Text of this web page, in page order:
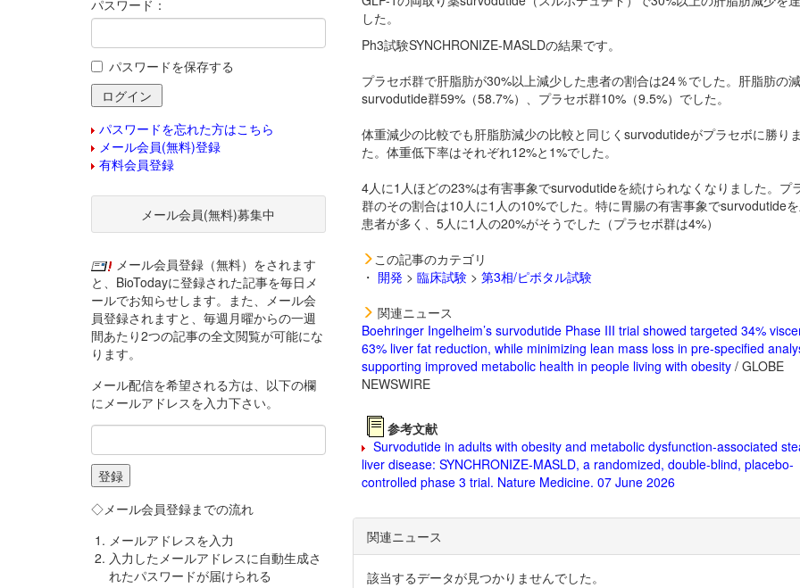
した。
Ph3試験SYNCHRONIZE-MASLDの結果です。
プラセボ群で肝脂肪が30%以上減少した患者の割合は24％でした。肝脂肪の
survodutide群59%（58.7%）、プラセボ群10%（9.5%）でした。
体重減少の比較でも肝脂肪減少の比較と同じく survodutideがプラセボに勝り
た。体重低下率はそれぞれ12%と1%でした。
4人に1人ほどの23%は有害事象でsurvodutideを続けられなくなりました。プ
群のその割合は10人に1人の10%でした。特に胃腸の有害事象でsurvodutide
患者が多く、5人に1人の20%がそうでした（プラセボ群は4%）
この記事のカテゴリ
・ 開発 > 臨床試験> 第3相/ピボタル試験
関連ニュース
Boehringer Ingelheim’s survodutide Phase III trial showed targeted 34%
63% liver fat reduction, while minimizing lean mass loss in pre-specified
supporting improved metabolic health in people living with obesity/ GLOBE
NEWSWIRE
参考文献
Survodutide in adults with obesity and metabolic dysfunction-associated
liver disease: SYNCHRONIZE-MASLD, a randomized, double-blind, placebo-
controlled phase 3 trial. Nature Medicine. 07 June 2026
関連ニュース
該当するデータが見つかりませんでした。
パスワード：
パスワードを保存する
パスワードを忘れた方はこちら
メール会員(無料)登録
有料会員登録
メール会員(無料)募集中
メール会員登録（無料）をされます
と、BioTodayに登録された記事を毎日メ
ールでお知らせします。また、メール会
員登録されますと、毎週月曜からの一週
間あたり2つの記事の全文閲覧が可能にな
ります。
メール配信を希望される方は、以下の欄
にメールアドレスを入力下さい。
◇メール会員登録までの流れ
メールアドレスを入力
入力したメールアドレスに自動生成さ
れたパスワードが届けられる